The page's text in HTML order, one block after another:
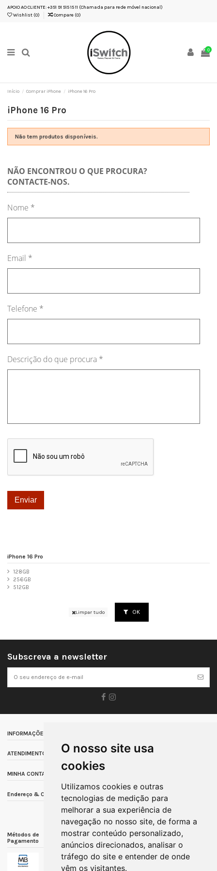
O nosso site usa
cookies
Utilizamos cookies e outras
tecnologias de medição para
melhorar a sua experiência de
navegação no nosso site, de forma a
mostrar conteúdo personalizado,
anúncios direcionados, analisar o
tráfego do site e entender de onde
vêm os visitantes.
APOIO AO CLIENTE: +351 91 515 15 11 (Chamada para rede móvel nacional)
Wishlist (0) Compare (0)
0
Início Comprar iPhone iPhone 16 Pro
iPhone 16 Pro
Não tem produtos disponíveis.
iPhone 16 Pro
128GB
256GB
512GB
Limpar tudo OK
Subscreva a newsletter
INFORMAÇÕES
ATENDIMENTO AO CLIENTE
MINHA CONTA
Endereço & Contacto
Métodos de
Pagamento
Métodos de Envio Outras Informações